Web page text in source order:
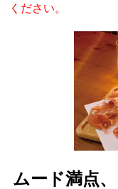
ください。
ムード満点